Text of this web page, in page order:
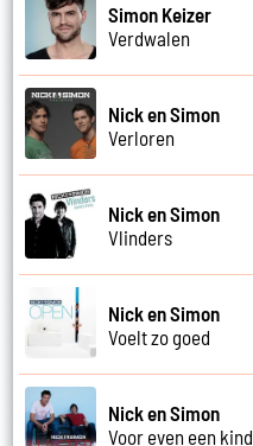
Simon Keizer
Verdwalen
Nick en Simon
Verloren
Nick en Simon
Vlinders
Nick en Simon
Voelt zo goed
Nick en Simon
Voor even een kind